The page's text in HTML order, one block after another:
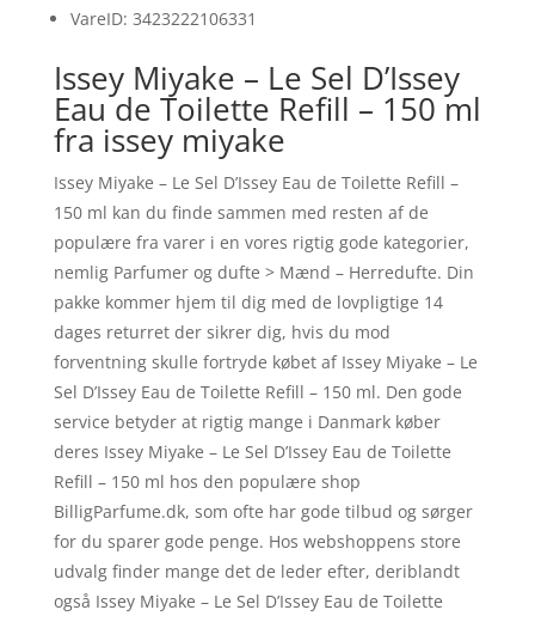
VareID: 3423222106331
Issey Miyake – Le Sel D’Issey
Eau de Toilette Refill – 150 ml
fra issey miyake
Issey Miyake – Le Sel D’Issey Eau de Toilette Refill –
150 ml kan du finde sammen med resten af de
populære fra varer i en vores rigtig gode kategorier,
nemlig Parfumer og dufte > Mænd – Herredufte. Din
pakke kommer hjem til dig med de lovpligtige 14
dages returret der sikrer dig, hvis du mod
forventning skulle fortryde købet af Issey Miyake – Le
Sel D’Issey Eau de Toilette Refill – 150 ml. Den gode
service betyder at rigtig mange i Danmark køber
deres Issey Miyake – Le Sel D’Issey Eau de Toilette
Refill – 150 ml hos den populære shop
BilligParfume.dk, som ofte har gode tilbud og sørger
for du sparer gode penge. Hos webshoppens store
udvalg finder mange det de leder efter, deriblandt
også Issey Miyake – Le Sel D’Issey Eau de Toilette